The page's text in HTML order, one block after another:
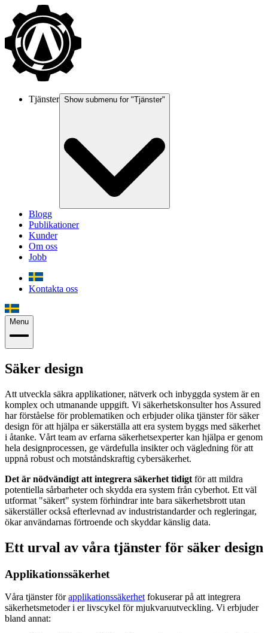
Tjänster Show submenu for "Tjänster"
Blogg
Publikationer
Kunder
Om oss
Jobb
Kontakta oss
Menu
Säker design
Att utveckla säkra applikationer, nätverk och inbyggda system är en
komplex och utmanande uppgift. Vi säkerhetskonsulter hos Assured
har förståelse för problematiken och erbjuder olika tjänster för säker
design för att hjälpa er säkerställa att era system byggs med säkerhet
i åtanke. Vårt team av erfarna säkerhetsexperter kan hjälpa er genom
hela designprocessen, ge värdefulla insikter och vägledning för att
uppnå robust och motståndskraftig cybersäkerhet.
Det är nödvändigt att integrera säkerhet tidigt för att mildra
potentiella sårbarheter och skydda era system från cyberhot. Ett väl
utformat "säkert" system förhindrar inte bara säkerhetsbrott utan
säkerställer också efterlevnad av industristandarder och regleringar,
ökar användarnas förtroende och skyddar känslig data.
Ett urval av våra tjänster för säker design
Applikationssäkerhet
Våra tjänster förapplikationssäkerhet fokuserar på att integrera
säkerhetsmetoder i er livscykel för mjukvaruutveckling. Vi erbjuder
bland annat: